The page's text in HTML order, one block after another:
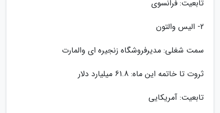
تابعیت: فرانسوی
2- الیس والتون
سمت شغلی: مدیرفروشگاه زنجیره ای والمارت
ثروت تا خاتمه این ماه: 61.8 میلیارد دلار
تابعیت: آمریکایی